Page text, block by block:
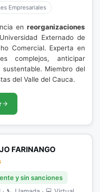
Empresariales
en reorganizaciones
Externado de
Comercial. Experta en
complejos, anticipar
Miembro del
del Valle del Cauca.
FARINANGO
y sin sanciones